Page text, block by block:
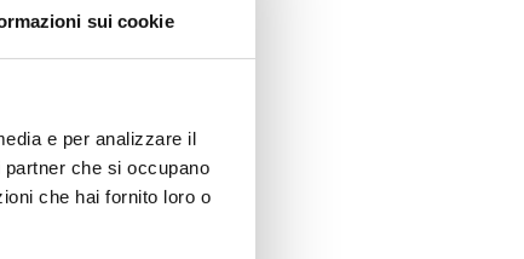
sui cookie
e per analizzare il
che si occupano
che hai fornito loro o